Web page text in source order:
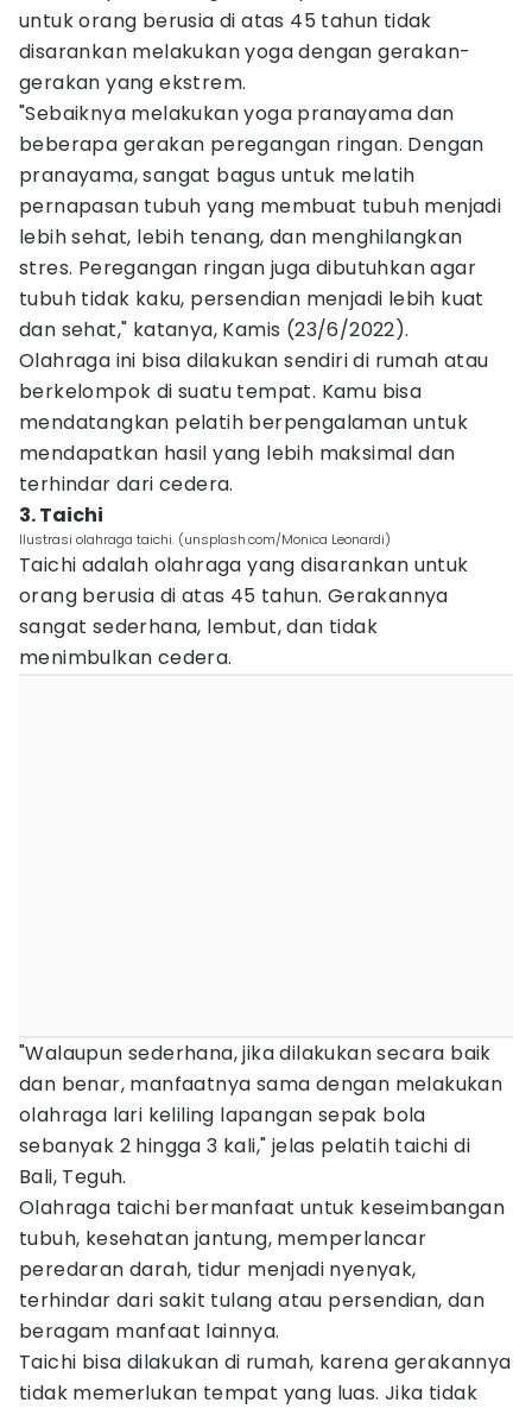
untuk orang berusia di atas 45 tahun tidak
disarankan melakukan yoga dengan gerakan-
gerakan yang ekstrem.
"Sebaiknya melakukan yoga pranayama dan
beberapa gerakan peregangan ringan. Dengan
pranayama, sangat bagus untuk melatih
pernapasan tubuh yang membuat tubuh menjadi
lebih sehat, lebih tenang, dan menghilangkan
stres. Peregangan ringan juga dibutuhkan agar
tubuh tidak kaku, persendian menjadi lebih kuat
dan sehat," katanya, Kamis (23/6/2022).
Olahraga ini bisa dilakukan sendiri di rumah atau
berkelompok di suatu tempat. Kamu bisa
mendatangkan pelatih berpengalaman untuk
mendapatkan hasil yang lebih maksimal dan
terhindar dari cedera.
3. Taichi
Ilustrasi olahraga taichi. (unsplash.com/Monica Leonardi)
Taichi adalah olahraga yang disarankan untuk
orang berusia di atas 45 tahun. Gerakannya
sangat sederhana, lembut, dan tidak
menimbulkan cedera.
"Walaupun sederhana, jika dilakukan secara baik
dan benar, manfaatnya sama dengan melakukan
olahraga lari keliling lapangan sepak bola
sebanyak 2 hingga 3 kali," jelas pelatih taichi di
Bali, Teguh.
Olahraga taichi bermanfaat untuk keseimbangan
tubuh, kesehatan jantung, memperlancar
peredaran darah, tidur menjadi nyenyak,
terhindar dari sakit tulang atau persendian, dan
beragam manfaat lainnya.
Taichi bisa dilakukan di rumah, karena gerakannya
tidak memerlukan tempat yang luas. Jika tidak